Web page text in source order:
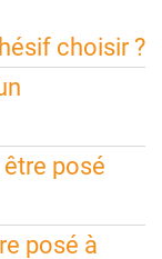
choisir ?
posé
posé à